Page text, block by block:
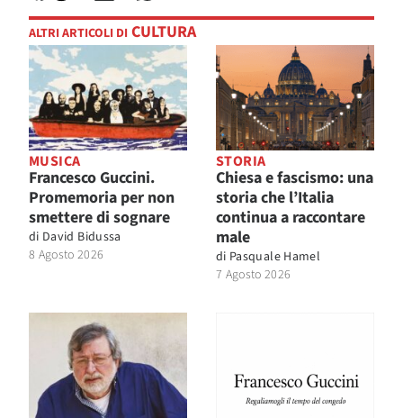
ALTRI ARTICOLI DI CULTURA
MUSICA
Francesco Guccini.
Promemoria per non
smettere di sognare
di David Bidussa
8 Agosto 2026
STORIA
Chiesa e fascismo: una
storia che l’Italia
continua a raccontare
male
di Pasquale Hamel
7 Agosto 2026